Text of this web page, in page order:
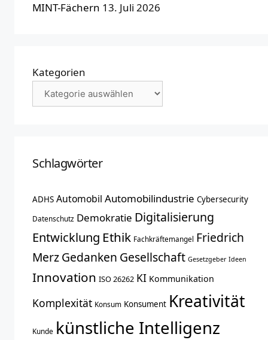
MINT-Fächern 13. Juli 2026
Kategorien
Schlagwörter
ADHS Automobil Automobilindustrie Cybersecurity
Datenschutz Demokratie Digitalisierung
Entwicklung Ethik Fachkräftemangel Friedrich
MerzGedanken Gesellschaft Gesetzgeber Ideen
Innovation ISO 26262 KI Kommunikation
Komplexität Konsum Konsument Kreativität
Kunde künstliche Intelligenz